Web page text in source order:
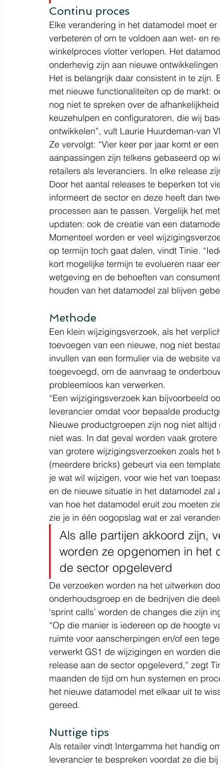
Continu proces
Elke verandering in het datamodel moet
verbeteren of om te voldoen aan wet- en
winkelproces vlotter verlopen. Het
onderhevig zijn aan nieuwe
Het is belangrijk daar consistent in te
met nieuwe functionaliteiten op de markt:
nog niet te spreken over de
keuzehulpen en configuratoren, die wij
ontwikkelen”, vult Laurie Huurdeman-van
Ze vervolgt: “Vier keer per jaar komt er
aanpassingen zijn telkens gebaseerd op
retailers als leveranciers. In elke release
Door het aantal releases te beperken tot
informeert de sector en deze heeft dan
processen aan te passen. Vergelijk het
updaten: ook de creatie van een
Momenteel worden er veel
op termijn toch gaat dalen, vindt Tinie.
kort mogelijke termijn te evolueren naar
wetgeving en de behoeften van
houden van het datamodel zal blijven
Methode
Een klein wijzigingsverzoek, als het
toevoegen van een nieuwe, nog niet
invullen van een formulier via de website
toegevoegd, om de aanvraag te
probleemloos kan verwerken.
“Een wijzigingsverzoek kan bijvoorbeeld
leverancier omdat voor bepaalde
Nieuwe productgroepen zijn nog niet
niet was. In dat geval worden vaak
van grotere wijzigingsverzoeken zoals
(meerdere bricks) gebeurt via een
je wat wil wijzigen, voor wie het van
en de nieuwe situatie in het datamodel
van hoe het datamodel eruit zou moeten
zie je in één oogopslag wat er zal
Als alle partijen akkoord zijn,
worden ze opgenomen in het
de sector opgeleverd
De verzoeken worden na het uitwerken
onderhoudsgroep en de bedrijven die
‘sprint calls’ worden de changes die zijn
“Op die manier is iedereen op de hoogte
ruimte voor aanscherpingen en/of een
verwerkt GS1 de wijzigingen en worden
release aan de sector opgeleverd,” zegt
maanden de tijd om hun systemen en
het nieuwe datamodel met elkaar uit te
gereed.
Nuttige tips
Als retailer vindt Intergamma het handig
leverancier te bespreken voordat ze die